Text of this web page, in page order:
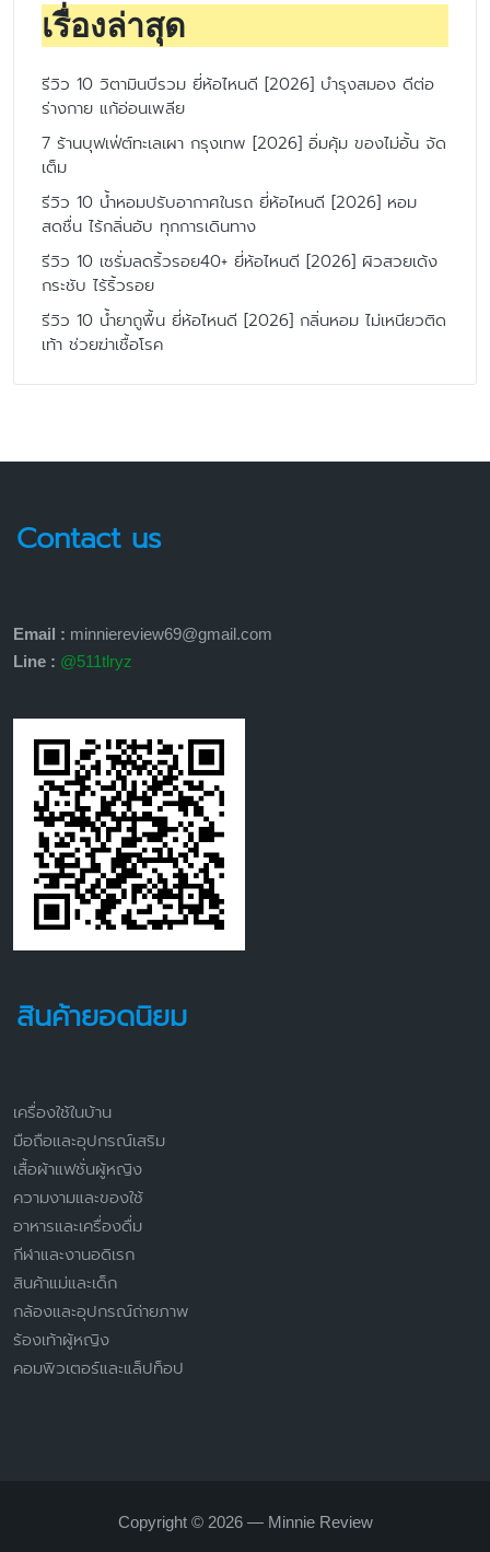
เรื่องล่าสุด
รีวิว 10 วิตามินบีรวม ยี่ห้อไหนดี [2026] บำรุงสมอง ดีต่อ
ร่างกาย แก้อ่อนเพลีย
7 ร้านบุฟเฟ่ต์ทะเลเผา กรุงเทพ [2026] อิ่มคุ้ม ของไม่อั้น จัด
เต็ม
รีวิว 10 น้ำหอมปรับอากาศในรถ ยี่ห้อไหนดี [2026] หอม
สดชื่น ไร้กลิ่นอับ ทุกการเดินทาง
รีวิว 10 เซรั่มลดริ้วรอย40+ ยี่ห้อไหนดี [2026] ผิวสวยเด้ง
กระชับ ไร้ริ้วรอย
รีวิว 10 น้ำยาถูพื้น ยี่ห้อไหนดี [2026] กลิ่นหอม ไม่เหนียวติด
เท้า ช่วยฆ่าเชื้อโรค
Contact us
Email : minniereview69@gmail.com
Line : @511tlryz
สินค้ายอดนิยม
เครื่องใช้ในบ้าน
มือถือและอุปกรณ์เสริม
เสื้อผ้าแฟชั่นผู้หญิง
ความงามและของใช้
อาหารและเครื่องดื่ม
กีฬาและงานอดิเรก
สินค้าแม่และเด็ก
กล้องและอุปกรณ์ถ่ายภาพ
ร้องเท้าผู้หญิง
คอมพิวเตอร์และแล็ปท็อป
Copyright © 2026 — Minnie Review